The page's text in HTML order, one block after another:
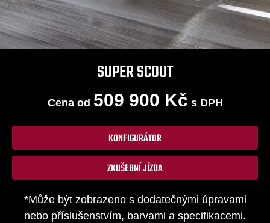
SUPER SCOUT
Cena od 509 900 Kč s DPH
KONFIGURÁTOR
ZKUŠEBNÍ JÍZDA
*Může být zobrazeno s dodatečnými úpravami
nebo příslušenstvím, barvami a specifikacemi.